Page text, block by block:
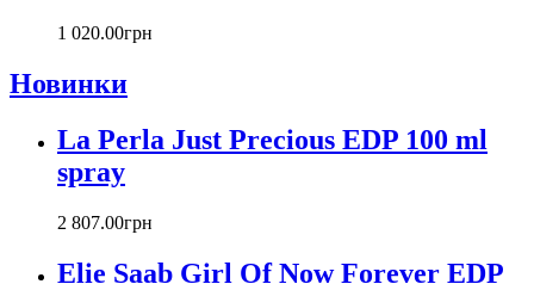
Chevignon
Chopard
Christian Dior
Christina Aguilera
Cindy Crawford
Clive Christian
1 020.00грн
Новинки
La Perla Just Precious EDP 100 ml
spray
2 807.00грн
Elie Saab Girl Of Now Forever EDP